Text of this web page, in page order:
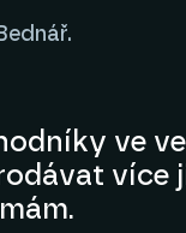
ve
více